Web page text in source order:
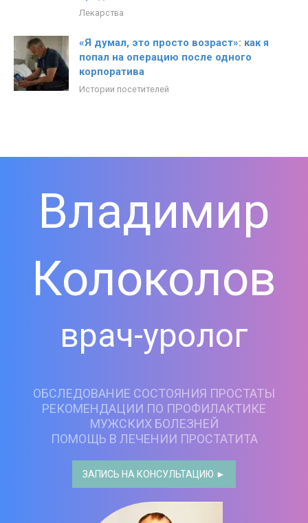
Лекарства
«Я думал, это просто возраст»: как я
попал на операцию после одного
корпоратива
Истории посетителей
Владимир
Колоколов
врач-уролог
ОБСЛЕДОВАНИЕ СОСТОЯНИЯ ПРОСТАТЫ
РЕКОМЕНДАЦИИ ПО ПРОФИЛАКТИКЕ
МУЖСКИХ БОЛЕЗНЕЙ
ПОМОЩЬ В ЛЕЧЕНИИ ПРОСТАТИТА
ЗАПИСЬ НА КОНСУЛЬТАЦИЮ ►